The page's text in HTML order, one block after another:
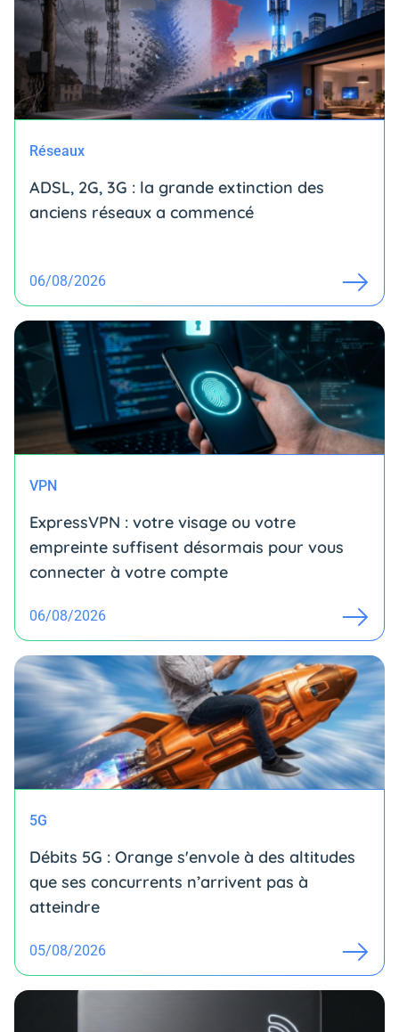
Réseaux
ADSL, 2G, 3G : la grande extinction des
anciens réseaux a commencé
06/08/2026
VPN
ExpressVPN : votre visage ou votre
empreinte suffisent désormais pour vous
connecter à votre compte
06/08/2026
5G
Débits 5G : Orange s'envole à des altitudes
que ses concurrents n’arrivent pas à
atteindre
05/08/2026